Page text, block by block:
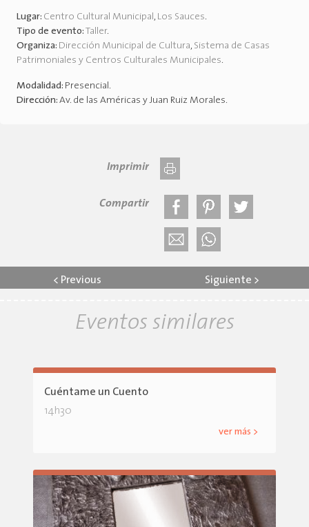
Lugar: Centro Cultural Municipal, Los Sauces.
Tipo de evento: Taller.
Organiza: Dirección Municipal de Cultura, Sistema de Casas
Patrimoniales y Centros Culturales Municipales.
Modalidad: Presencial.
Dirección: Av. de las Américas y Juan Ruiz Morales.
Imprimir
Compartir
< Previous Siguiente >
Eventos similares
Cuéntame un Cuento
14h30
ver más >